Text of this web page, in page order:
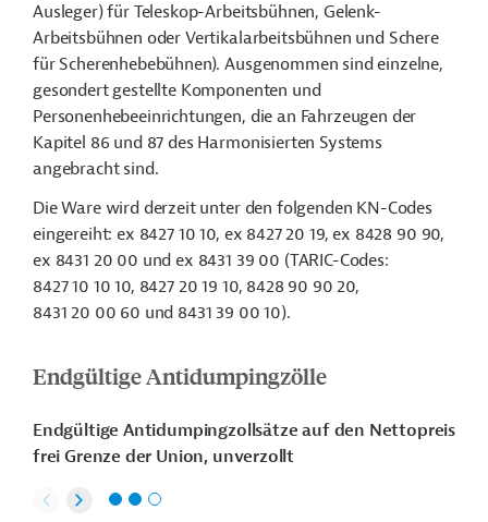
Ausleger) für Teleskop-Arbeitsbühnen, Gelenk-
Arbeitsbühnen oder Vertikalarbeitsbühnen und Schere
für Scherenhebebühnen). Ausgenommen sind einzelne,
gesondert gestellte Komponenten und
Personenhebeeinrichtungen, die an Fahrzeugen der
Kapitel 86 und 87 des Harmonisierten Systems
angebracht sind.
Die Ware wird derzeit unter den folgenden KN-Codes
eingereiht: ex 8427 10 10, ex 8427 20 19, ex 8428 90 90,
ex 8431 20 00 und ex 8431 39 00 (TARIC-Codes:
8427 10 10 10, 8427 20 19 10, 8428 90 90 20,
8431 20 00 60 und 8431 39 00 10).
Endgültige Antidumpingzölle
Endgültige Antidumpingzollsätze auf den Nettopreis
frei Grenze der Union, unverzollt